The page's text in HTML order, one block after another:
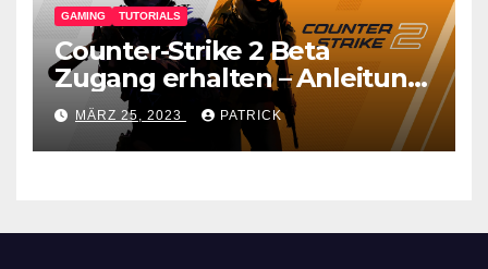
GAMING TUTORIALS
Counter-Strike 2 Beta
Zugang erhalten – Anleitung
für den CS GO Nachfolger
MÄRZ 25, 2023 PATRICK